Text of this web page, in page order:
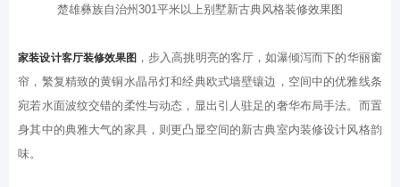
楚雄彝族自治州301平米以上别墅新古典风格装修效果图
家装设计客厅装修效果图 ，步入高挑明亮的客厅，如瀑倾泻而下的华丽窗
帘，繁复精致的黄铜水晶吊灯和经典欧式墙壁镶边，空间中的优雅线条
宛若水面波纹交错的柔性与动态，显出引人驻足的奢华布局手法。而置
身其中的典雅大气的家具，则更凸显空间的新古典室内装修设计风格韵
味。